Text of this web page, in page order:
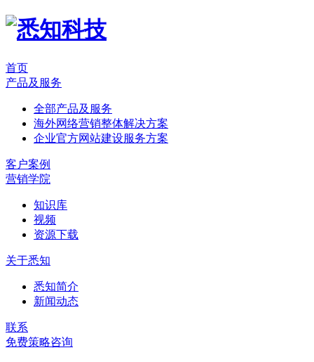
首页
产品及服务
全部产品及服务
海外网络营销整体解决方案
企业官方网站建设服务方案
客户案例
营销学院
知识库
视频
资源下载
关于悉知
悉知简介
新闻动态
联系
免费策略咨询